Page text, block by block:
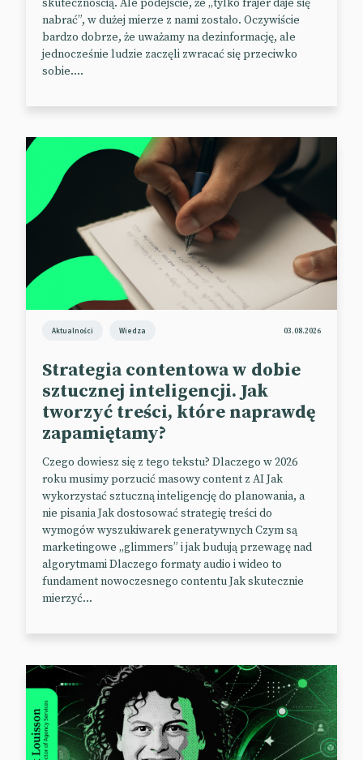
Jak widać na powyższym obrazku, od teraz reklamy
produktowe wideo TikTok będą prowadzić
aplikacji. Dzięki integracji z smartly.io, maksymalnie
upraszczamy ścieżkę zakupu. Smartly pomoże także
w znalezieniu odpowiednich influencerów do
promocji produktu. Wszystko dlatego, że instream-
shopping to ogromne źródło dochodu w chińskim
odpowiedniku TikToka, Douyin. Teraz trzeba
wdrożyć ten sam case globalnie.
Social Media Today
DJ AI na Spotify
W lutym w USA i Kanadzie, a dziś w UK i Irlandii
muzykę na żywo i dokłada do tego komentarz,
podobnie jak w stacjach radiowych. Tyle, że tutaj
robi to w 100% sztuczna inteligencja. 87% osób,
które skorzystały z takiego DJ’a, to Gen Z i
millenialsi. DJ AI wydłuża czas używania Spotify
skutecznością. Ale podejście, że „tylko frajer daje się
nabrać”, w dużej mierze z nami zostało. Oczywiście
bardzo dobrze, że uważamy na dezinformację, ale
jednocześnie ludzie zaczęli zwracać się przeciwko
sobie....
Aktualności Wiedza 03.08.2026
Strategia contentowa w dobie
sztucznej inteligencji. Jak
tworzyć treści, które naprawdę
zapamiętamy?
Czego dowiesz się z tego tekstu? Dlaczego w 2026
roku musimy porzucić masowy content z AI Jak
wykorzystać sztuczną inteligencję do planowania, a
nie pisania Jak dostosować strategię treści do
wymogów wyszukiwarek generatywnych Czym są
marketingowe „glimmers” i jak budują przewagę nad
algorytmami Dlaczego formaty audio i wideo to
fundament nowoczesnego contentu Jak skutecznie
mierzyć...